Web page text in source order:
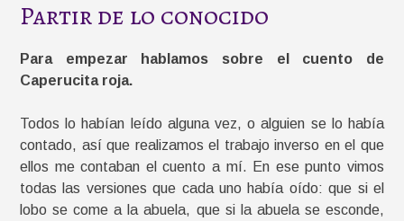
Partir de lo conocido
Para empezar hablamos sobre el cuento de
Caperucita roja.
Todos lo habían leído alguna vez, o alguien se lo había
contado, así que realizamos el trabajo inverso en el que
ellos me contaban el cuento a mí. En ese punto vimos
todas las versiones que cada uno había oído: que si el
lobo se come a la abuela, que si la abuela se esconde,